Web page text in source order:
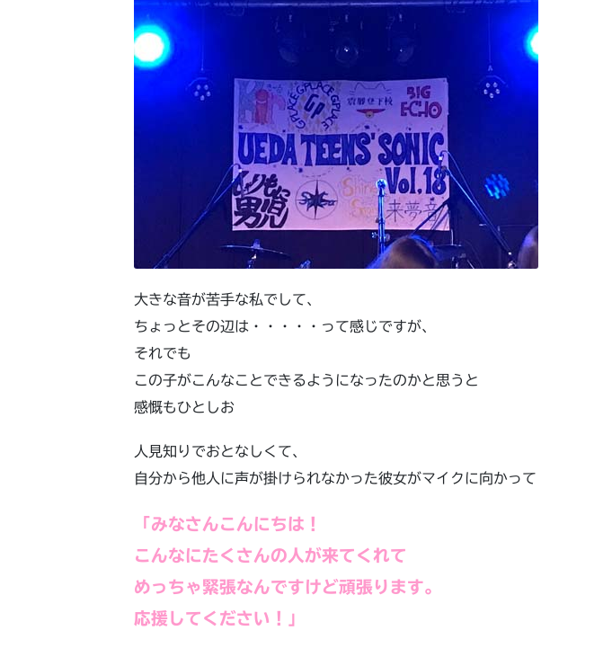
大きな音が苦手な私でして、
ちょっとその辺は・・・・・って感じですが、
それでも
この子がこんなことできるようになったのかと思うと
感慨もひとしお
人見知りでおとなしくて、
自分から他人に声が掛けられなかった彼女がマイクに向かって
「みなさんこんにちは！
こんなにたくさんの人が来てくれて
めっちゃ緊張なんですけど頑張ります。
応援してください！」